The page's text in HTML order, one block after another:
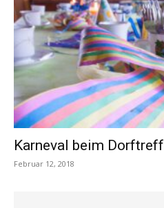
Karneval beim Dorftreff
Februar 12, 2018